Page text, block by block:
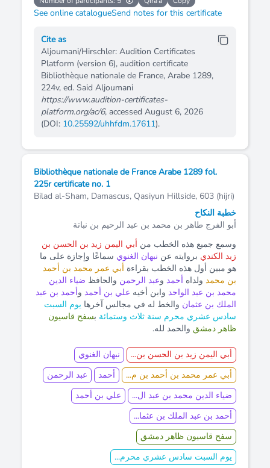
See online catalogueSend notes for this certificate
Cite as
Aljoumani/Hirschler: Audition Certificates
Platform (version 6), audition certificate
Bibliothèque nationale de France, Arabe 1289,
224v, ed. Said Aljoumani
https://www.audition-certificates-
platform.org/ac/6, accessed August 6, 2026
(DOI: 10.25592/uhhfdm.17611).
Bibliothèque nationale de France Arabe 1289 fol.
225r certificate no. 1
Bilad al-Sham, Damascus, Qasiyun Hillside, 603 (hijri)
خطبة النكاح
أبو الفرج طاهر بن محمد بن عبد الرحيم بن نباتة
وسمع جميع هذه الخطب من أبي اليمن زيد بن الحسن بن
زيد الكندي بروايته عن نبهان الغنوي سماعًا وإجازة على ما
هو مبين أول هذه الخطب بقراءة أبي عمر محمد بن أحمد
بن محمد ولداه أحمد وعبد الرحمن والحافظ ضياء الدين
محمد بن عبد الواحد وابن أخيه علي بن أحمد وأحمد بن عبد
الملك بن عثمان والخط له في مجالس آخرها يوم السبت
سادس عشري محرم سنة ثلاث وستمائة بسفح قاسيون
ظاهر دمشق والحمد لله.
أبي اليمن زيد بن الحسن بن...
نبهان الغنوي
أبي عمر محمد بن أحمد بن م...
أحمد
عبد الرحمن
ضياء الدين محمد بن عبد ال...
علي بن أحمد
أحمد بن عبد الملك بن عثما...
سفح قاسيون ظاهر دمشق
يوم السبت سادس عشري محرم...